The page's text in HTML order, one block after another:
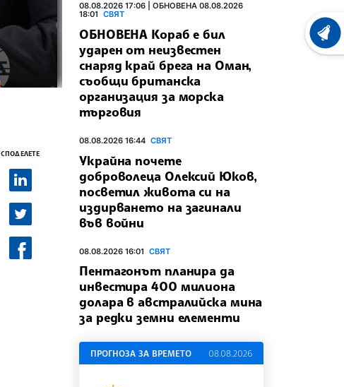
СПОДЕЛЕТЕ
08.08.2026 17:06 | ОБНОВЕНА 08.08.2026
18:01 СВЯТ
ОБНОВЕНА Кораб е бил
ударен от неизвестен
снаряд край брега на Оман,
съобщи британска
организация за морска
търговия
08.08.2026 16:44 СВЯТ
Украйна почете
доброволеца Олексий Юков,
посветил живота си на
издирването на загинали
във войни
08.08.2026 16:01 СВЯТ
Пентагонът планира да
инвестира 400 милиона
долара в австралийска мина
за редки земни елементи
ПРОГНОЗА ЗА ВРЕМЕТО 08.08.2026